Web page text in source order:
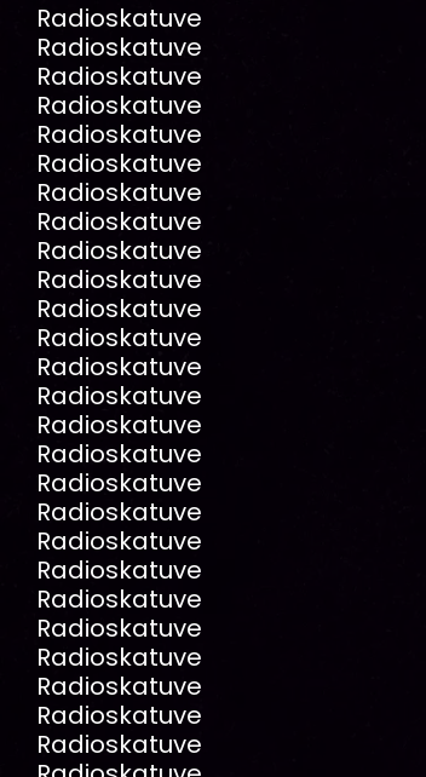
Radioskatuve
Radioskatuve
Radioskatuve
Radioskatuve
Radioskatuve
Radioskatuve
Radioskatuve
Radioskatuve
Radioskatuve
Radioskatuve
Radioskatuve
Radioskatuve
Radioskatuve
Radioskatuve
Radioskatuve
Radioskatuve
Radioskatuve
Radioskatuve
Radioskatuve
Radioskatuve
Radioskatuve
Radioskatuve
Radioskatuve
Radioskatuve
Radioskatuve
Radioskatuve